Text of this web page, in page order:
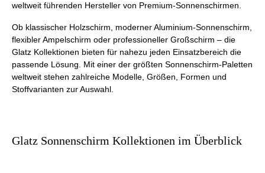
weltweit führenden Hersteller von Premium-Sonnenschirmen.
Ob klassischer Holzschirm, moderner Aluminium-Sonnenschirm,
flexibler Ampelschirm oder professioneller Großschirm – die
Glatz Kollektionen bieten für nahezu jeden Einsatzbereich die
passende Lösung. Mit einer der größten Sonnenschirm-Paletten
weltweit stehen zahlreiche Modelle, Größen, Formen und
Stoffvarianten zur Auswahl.
Glatz Sonnenschirm Kollektionen im Überblick